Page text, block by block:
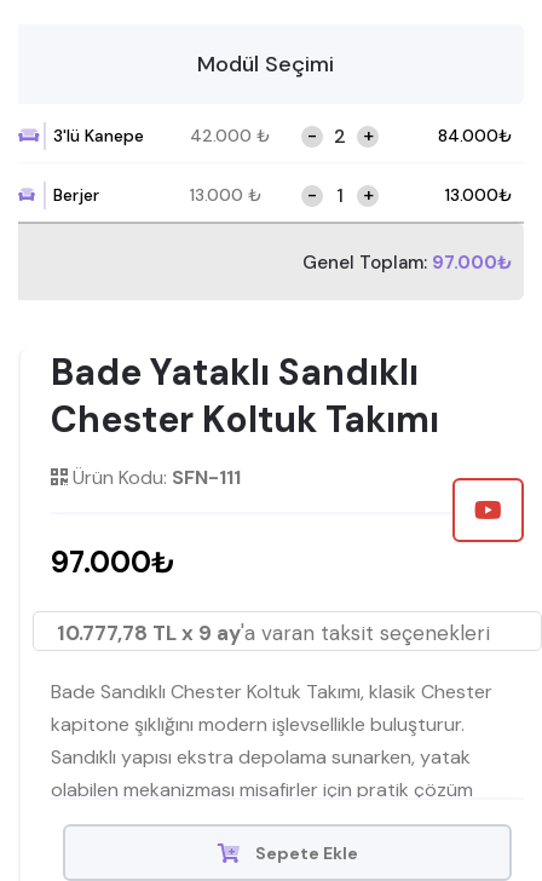
Modül Seçimi
3'lü Kanepe 42.000 ₺ - + 84.000₺
Berjer 13.000 ₺ - + 13.000₺
Genel Toplam: 97.000₺
Bade Yataklı Sandıklı
Chester Koltuk Takımı
Ürün Kodu: SFN-111
97.000₺
10.777,78 TL x 9 ay'a varan taksit seçenekleri
Bade Sandıklı Chester Koltuk Takımı, klasik Chester
kapitone şıklığını modern işlevsellikle buluşturur.
Sandıklı yapısı ekstra depolama sunarken, yatak
olabilen mekanizması misafirler için pratik çözüm
sağlar. Yüksek ahşap ayaklar kolay temizlik ve zarif bir
duruş kazandırır; yumuşak, dayanıklı kumaşıyla
Sepete Ekle